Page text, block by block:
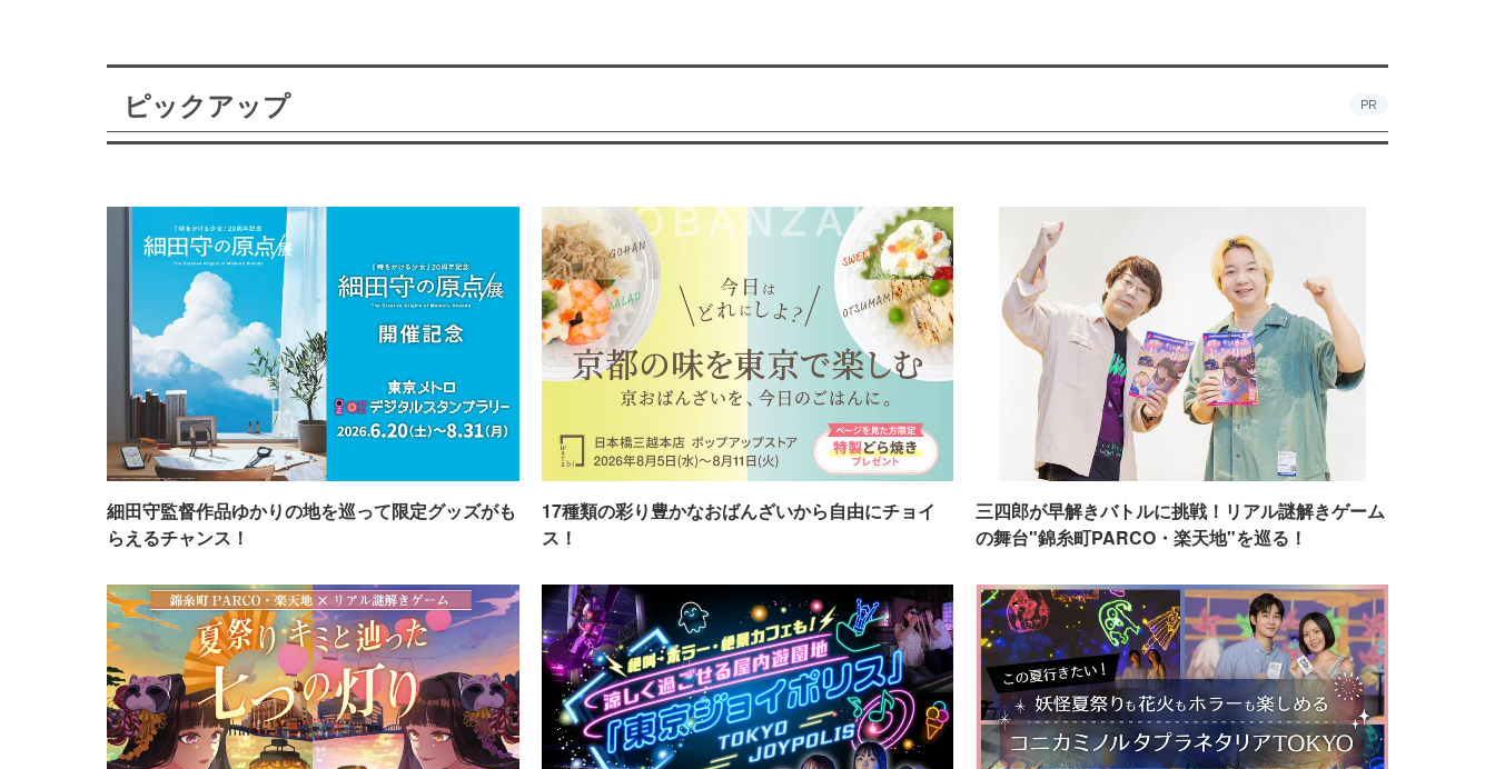
ピックアップ PR
細田守監督作品ゆかりの地を巡って限定グッズがも
らえるチャンス！
17種類の彩り豊かなおばんざいから自由にチョイ
ス！
三四郎が早解きバトルに挑戦！リアル謎解きゲーム
の舞台"錦糸町PARCO・楽天地"を巡る！